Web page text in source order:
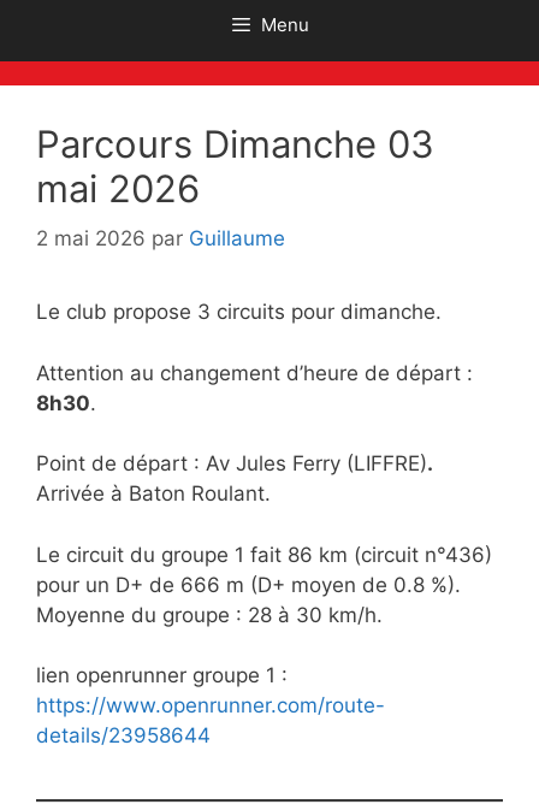
Menu
Parcours Dimanche 03
mai 2026
2 mai 2026 par Guillaume
Le club propose 3 circuits pour dimanche.
Attention au changement d’heure de départ :
8h30.
Point de départ : Av Jules Ferry (LIFFRE).
Arrivée à Baton Roulant.
Le circuit du groupe 1 fait 86 km (circuit n°436)
pour un D+ de 666 m (D+ moyen de 0.8 %).
Moyenne du groupe : 28 à 30 km/h.
lien openrunner groupe 1 :
https://www.openrunner.com/route-
details/23958644